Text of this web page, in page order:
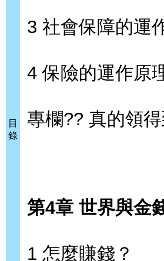
目
錄
3 社會保障的運
4 保險的運作原
專欄?? 真的領
第4章 世界與金
1 怎麼賺錢？